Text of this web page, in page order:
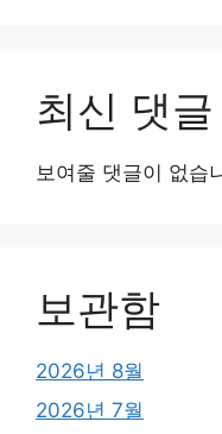
최신 댓글
보여줄 댓글이 없습
보관함
2026년 8월
2026년 7월